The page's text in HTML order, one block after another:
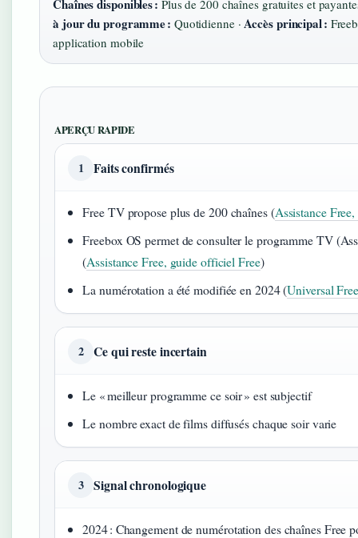
Chaînes disponibles : Plus de 200 chaînes gratuites et
à jour du programme : Quotidienne · Accès principal :
application mobile
APERÇU RAPIDE
1 Faits confirmés
Free TV propose plus de 200 chaînes (Assistance
Freebox OS permet de consulter le programme TV
(Assistance Free, guide officiel Free)
La numérotation a été modifiée en 2024 (Universal
2 Ce qui reste incertain
Le « meilleur programme ce soir » est subjectif
Le nombre exact de films diffusés chaque soir varie
3 Signal chronologique
2024 : Changement de numérotation des chaînes Free